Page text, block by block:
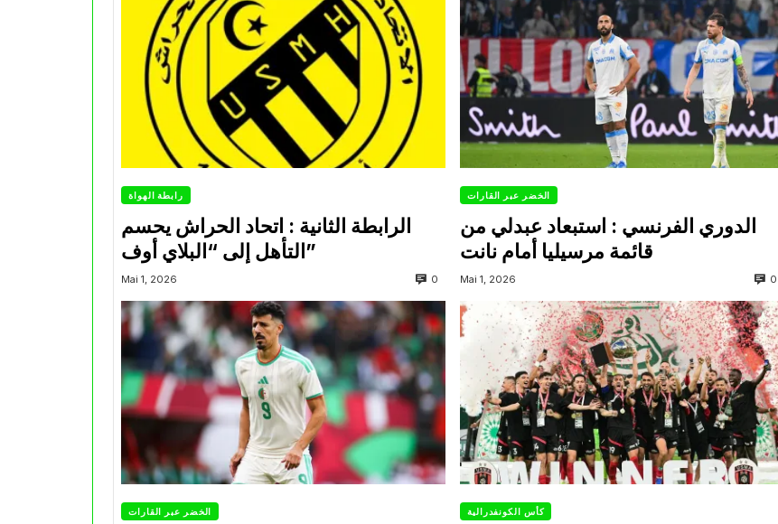
رابطة الهواة
الرابطة الثانية : اتحاد الحراش يحسم
التأهل إلى “البلاي أوف”
Mai 1, 2026 0
الخضر عبر القارات
الدوري الفرنسي : استبعاد عبدلي من
قائمة مرسيليا أمام نانت
Mai 1, 2026 0
الخضر عبر القارات كأس الكونفدرالية